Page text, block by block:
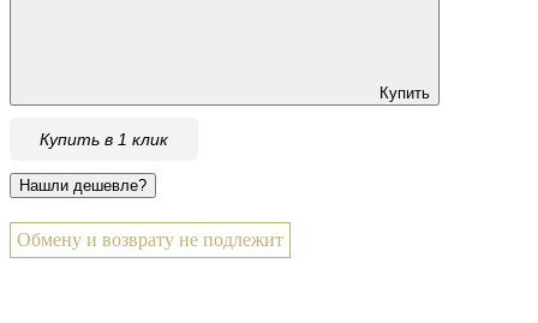
Купить
Купить в 1 клик
Обмену и возврату не подлежит